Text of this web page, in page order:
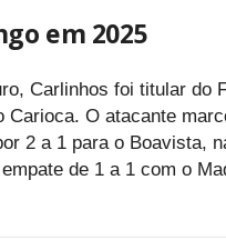
em 2025
Carlinhos foi titular do
Carioca. O atacante
2 a 1 para o Boavista,
de 1 a 1 com o